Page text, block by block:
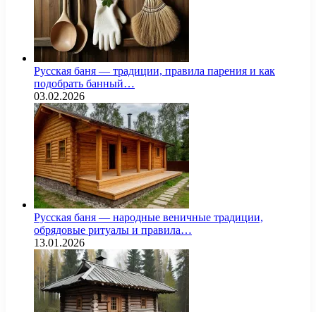
Русская баня — традиции, правила парения и как
подобрать банный…
03.02.2026
Русская баня — народные веничные традиции,
обрядовые ритуалы и правила…
13.01.2026